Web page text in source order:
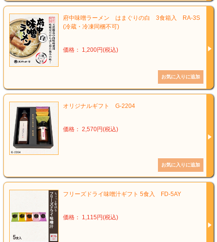
府中味噌ラーメン はまぐりの白 3食箱入 RA-3S
(冷蔵・冷凍同梱不可)
価格： 1,200円(税込)
オリジナルギフト G-2204
価格： 2,570円(税込)
フリーズドライ味噌汁ギフト 5食入 FD-5AY
価格： 1,115円(税込)